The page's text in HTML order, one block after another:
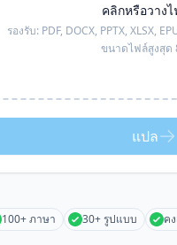
คลิกหรือวาง
รองรับ: PDF, DOCX, PPTX, XLSX,
ขนาดไฟล์สูงสุด
แปล
100+ ภาษา 30+ รูปแบบ ค